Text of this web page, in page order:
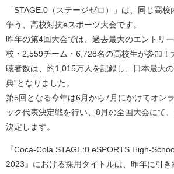
「STAGE:0（ステージゼロ）」は、同じ高
争う、高校対抗eスポーツ大会です。
昨年の第4回大会では、過去最大のエントリ
校・2,559チーム・6,728名の高校生が参加！
聴者数は、約1,015万人を記録し、日本最大
典”となりました。
第5回となる今年は6月から7月にかけてオン
ック代表決定戦を行い、8月の全国大会にて
決定します。
『Coca-Cola STAGE:0 eSPORTS High-
2023』における採用タイトルは、昨年に引き